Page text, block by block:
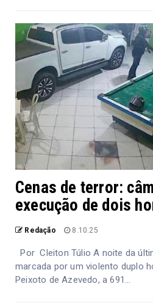
Cenas de terror:
execução de dois
Redação 8.10.25
Por Cleiton Túlio A noite da
marcada por um violento duplo
Peixoto de Azevedo, a 691...